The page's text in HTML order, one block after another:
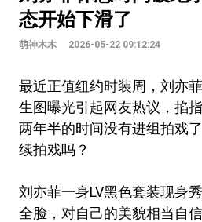
态开始下滑了
萌神木木 2026-05-22 09:12:24
最近正值纽约时装周，刘亦
生图曝光引起网友热议，掐
两年半的时间没有进组拍戏
续拍戏吗？
刘亦菲一身LV黑色套装现身
全脸，对自己的美貌相当自